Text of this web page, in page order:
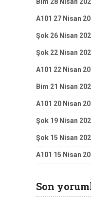
Bim 28 Nisan
A101 27 Nisan
Şok 26 Nisan
Şok 22 Nisan
A101 22 Nisan
Bim 21 Nisan
A101 20 Nisan
Şok 19 Nisan
Şok 15 Nisan
A101 15 Nisan
Son